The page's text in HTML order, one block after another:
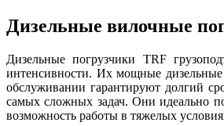
Дизельные вилочные
Дизельные погрузчики TRF
интенсивности. Их мощные дизельные
обслуживании гарантируют долгий
самых сложных задач. Они идеально
возможность работы в тяжелых